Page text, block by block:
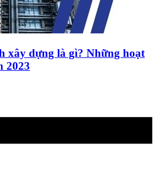
xây dựng là gì? Những hoạt
2023